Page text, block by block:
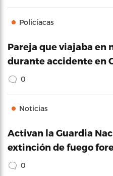
Policíacas
Pareja que viajaba en
durante accidente en
0
Noticias
Activan la Guardia
extinción de fuego
0